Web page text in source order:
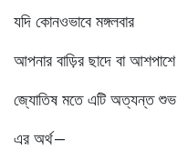
যদি কোনওভাবে মঙ্গলবার
আপনার বাড়ির ছাদে বা আশপাশে
জ্যোতিষ মতে এটি অত্যন্ত
এর অর্থ—